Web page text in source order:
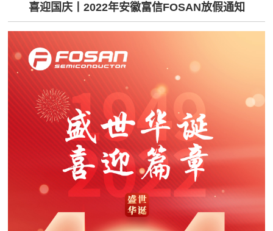
喜迎国庆丨2022年安徽富信FOSAN放假通知